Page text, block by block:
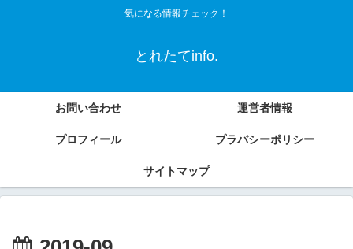
気になる情報チェック！
とれたてinfo.
お問い合わせ 運営者情報
プロフィール プラバシーポリシー
サイトマップ